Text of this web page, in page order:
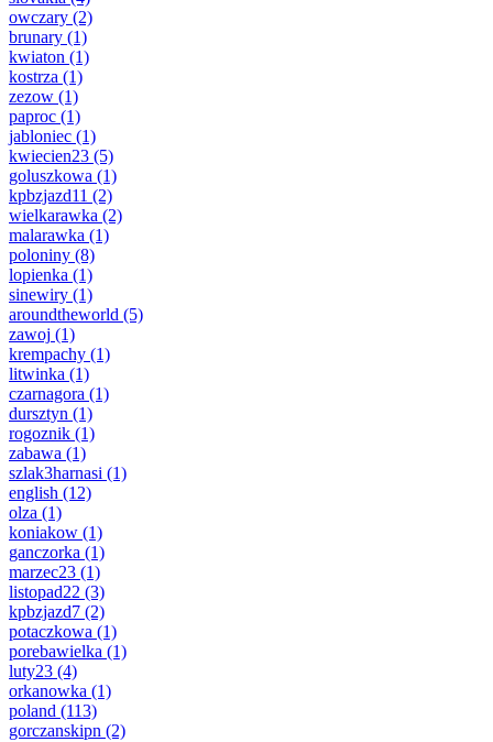
owczary (2)
brunary (1)
kwiaton (1)
kostrza (1)
zezow (1)
paproc (1)
jabloniec (1)
kwiecien23 (5)
goluszkowa (1)
kpbzjazd11 (2)
wielkarawka (2)
malarawka (1)
poloniny (8)
lopienka (1)
sinewiry (1)
aroundtheworld (5)
zawoj (1)
krempachy (1)
litwinka (1)
czarnagora (1)
dursztyn (1)
rogoznik (1)
zabawa (1)
szlak3harnasi (1)
english (12)
olza (1)
koniakow (1)
ganczorka (1)
marzec23 (1)
listopad22 (3)
kpbzjazd7 (2)
potaczkowa (1)
porebawielka (1)
luty23 (4)
orkanowka (1)
poland (113)
gorczanskipn (2)